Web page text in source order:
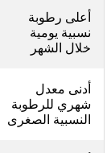
أعلى رطوبة
نسبية يومية
خلال الشهر
أدنى معدل
شهري للرطوبة
النسبية الصغرى